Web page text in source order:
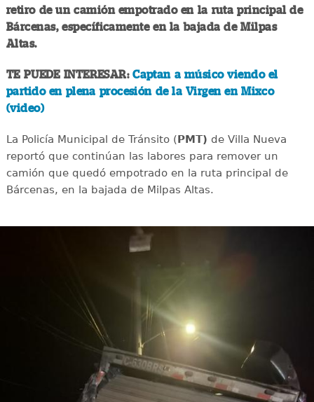
retiro de un camión empotrado en la ruta principal de
Bárcenas, específicamente en la bajada de Milpas
Altas.
TE PUEDE INTERESAR:Captan a músico viendo el
partido en plena procesión de la Virgen en Mixco
(video)
La Policía Municipal de Tránsito (PMT) de Villa Nueva
reportó que continúan las labores para remover un
camión que quedó empotrado en la ruta principal de
Bárcenas, en la bajada de Milpas Altas.